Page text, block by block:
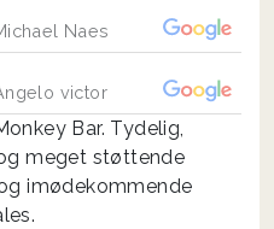
Naes
victor
Bar. Tydelig,
meget støttende
imødekommende